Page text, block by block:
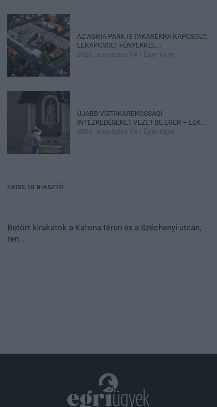
AZ AGRIA PARK IS TAKARÉKRA KAPCSOLT:
LEKAPCSOLT FÉNYEKKEL...
2026. augusztus 04 Eger ügye
ÚJABB VÍZTAKARÉKOSSÁGI
INTÉZKEDÉSEKET VEZET BE EGER – LEK...
2026. augusztus 04 Eger ügye
FRISS 10 RIASZTÓ
Betört kirakatok a Katona téren és a Széchenyi utcán,
ren...